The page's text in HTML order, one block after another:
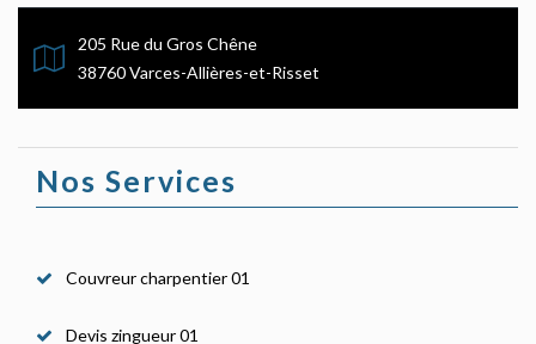
205 Rue du Gros Chêne
38760 Varces-Allières-et-Risset
Nos Services
Couvreur charpentier 01
Devis zingueur 01